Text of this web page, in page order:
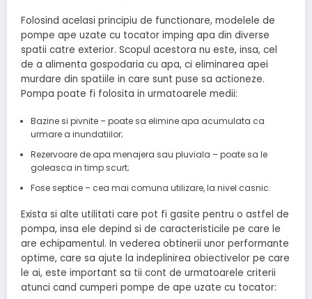
Folosind acelasi principiu de functionare, modelele de
pompe ape uzate cu tocator imping apa din diverse
spatii catre exterior. Scopul acestora nu este, insa, cel
de a alimenta gospodaria cu apa, ci eliminarea apei
murdare din spatiile in care sunt puse sa actioneze.
Pompa poate fi folosita in urmatoarele medii:
Bazine si pivnite – poate sa elimine apa acumulata ca
urmare a inundatiilor;
Rezervoare de apa menajera sau pluviala – poate sa le
goleasca in timp scurt;
Fose septice – cea mai comuna utilizare, la nivel casnic.
Exista si alte utilitati care pot fi gasite pentru o astfel de
pompa, insa ele depind si de caracteristicile pe care le
are echipamentul. In vederea obtinerii unor performante
optime, care sa ajute la indeplinirea obiectivelor pe care
le ai, este important sa tii cont de urmatoarele criterii
atunci cand cumperi pompe de ape uzate cu tocator: